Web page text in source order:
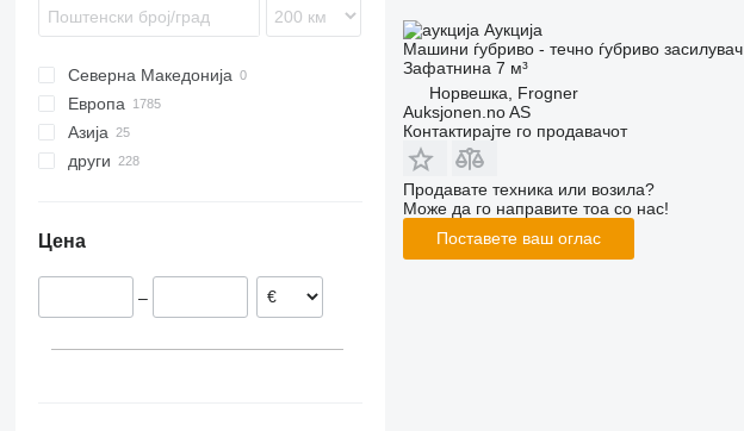
MDS
ZS
TE
Северна Македонија
Европа
Германија
Полска
Франција
Данска
Азија
Турција
други
Перу
Колумбија
Цена
–
Аукција
Машини ѓубриво - течно ѓубриво засилувач
Зафатнина 7 м³
Норвешка, Frogner
Auksjonen.no AS
Контактирајте го продавачот
Продавате техника или возила?
Може да го направите тоа со нас!
Поставете ваш оглас